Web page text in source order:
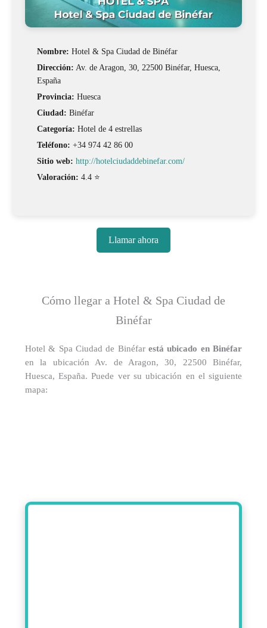
Nombre: Hotel & Spa Ciudad de Binéfar
Dirección: Av. de Aragon, 30, 22500 Binéfar, Huesca,
España
Provincia: Huesca
Ciudad: Binéfar
Categoría: Hotel de 4 estrellas
Teléfono: +34 974 42 86 00
Sitio web: http://hotelciudaddebinefar.com/
Valoración: 4.4 ⭐
Llamar ahora
Cómo llegar a Hotel & Spa Ciudad de
Binéfar
Hotel & Spa Ciudad de Binéfarestá ubicado en Binéfar
en la ubicación Av. de Aragon, 30, 22500 Binéfar,
Huesca, España. Puede ver su ubicación en el siguiente
mapa: